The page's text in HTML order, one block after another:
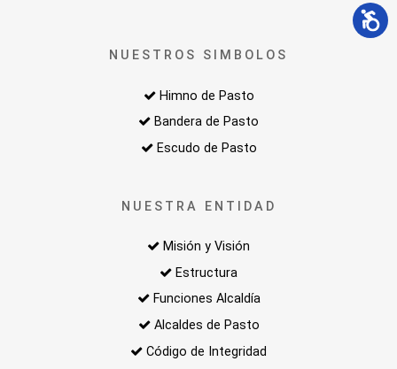
NUESTROS SIMBOLOS
Himno de Pasto
Bandera de Pasto
Escudo de Pasto
NUESTRA ENTIDAD
Misión y Visión
Estructura
Funciones Alcaldía
Alcaldes de Pasto
Código de Integridad